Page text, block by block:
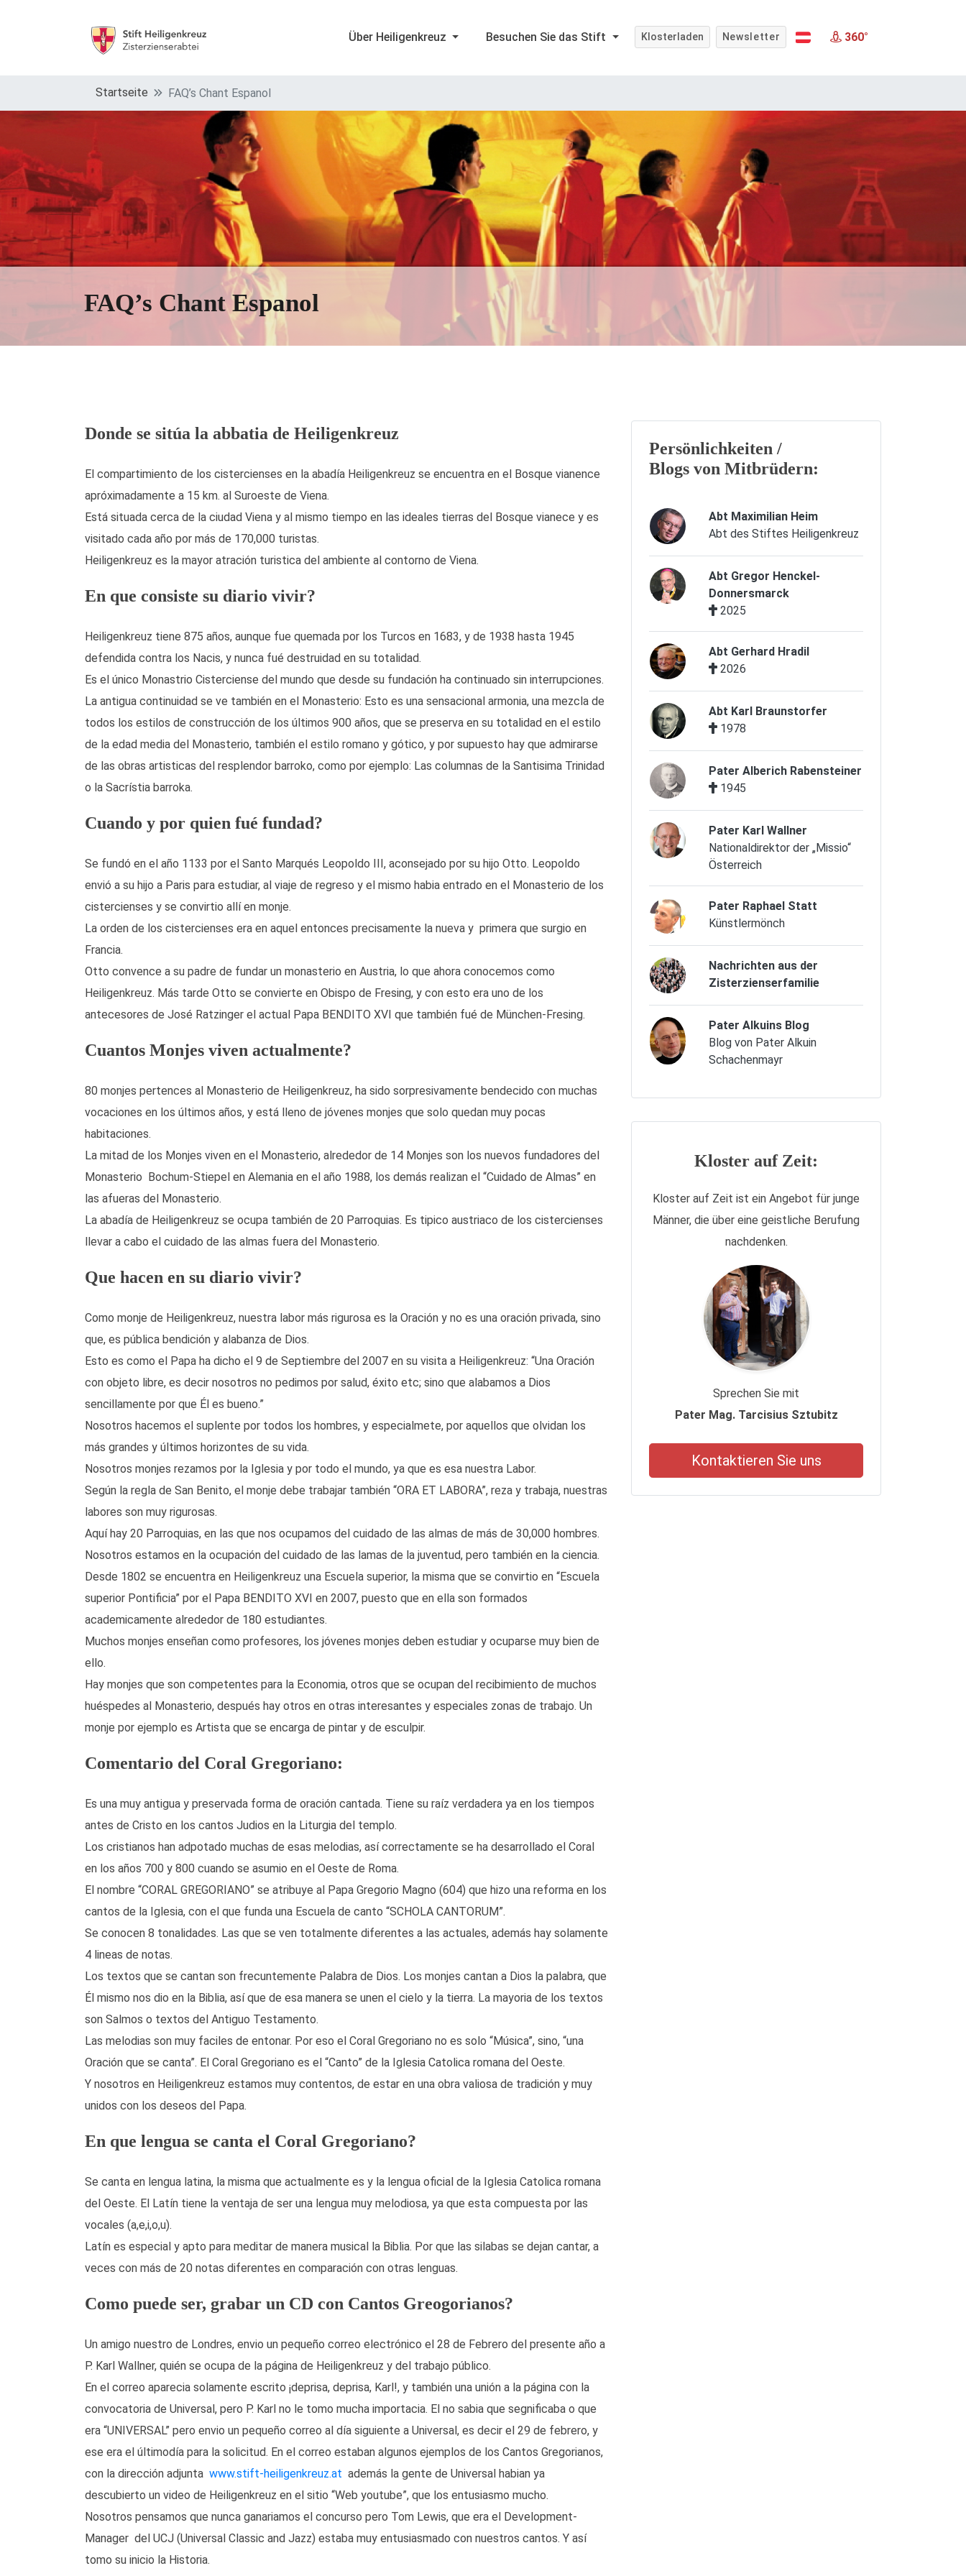
Über Heiligenkreuz Besuchen Sie das Stift Klosterladen Newsletter 360°
Startseite FAQ’s Chant Espanol
FAQ’s Chant Espanol
Donde se sitúa la abbatia de Heiligenkreuz
El compartimiento de los cistercienses en la abadía Heiligenkreuz se encuentra en el Bosque vianence
apróximadamente a 15 km. al Suroeste de Viena.
Está situada cerca de la ciudad Viena y al mismo tiempo en las ideales tierras del Bosque vianece y es
visitado cada año por más de 170,000 turistas.
Heiligenkreuz es la mayor atración turistica del ambiente al contorno de Viena.
En que consiste su diario vivir?
Heiligenkreuz tiene 875 años, aunque fue quemada por los Turcos en 1683, y de 1938 hasta 1945
defendida contra los Nacis, y nunca fué destruidad en su totalidad.
Es el único Monastrio Cisterciense del mundo que desde su fundación ha continuado sin interrupciones.
La antigua continuidad se ve también en el Monasterio: Esto es una sensacional armonia, una mezcla de
todos los estilos de construcción de los últimos 900 años, que se preserva en su totalidad en el estilo
de la edad media del Monasterio, también el estilo romano y gótico, y por supuesto hay que admirarse
de las obras artisticas del resplendor barroko, como por ejemplo: Las columnas de la Santisima Trinidad
o la Sacrístia barroka.
Cuando y por quien fué fundad?
Se fundó en el año 1133 por el Santo Marqués Leopoldo III, aconsejado por su hijo Otto. Leopoldo
envió a su hijo a Paris para estudiar, al viaje de regreso y el mismo habia entrado en el Monasterio de los
cistercienses y se convirtio allí en monje.
La orden de los cistercienses era en aquel entonces precisamente la nueva y primera que surgio en
Francia.
Otto convence a su padre de fundar un monasterio en Austria, lo que ahora conocemos como
Heiligenkreuz. Más tarde Otto se convierte en Obispo de Fresing, y con esto era uno de los
antecesores de José Ratzinger el actual Papa BENDITO XVI que también fué de München-Fresing.
Cuantos Monjes viven actualmente?
80 monjes pertences al Monasterio de Heiligenkreuz, ha sido sorpresivamente bendecido con muchas
vocaciones en los últimos años, y está lleno de jóvenes monjes que solo quedan muy pocas
habitaciones.
La mitad de los Monjes viven en el Monasterio, alrededor de 14 Monjes son los nuevos fundadores del
Monasterio Bochum-Stiepel en Alemania en el año 1988, los demás realizan el “Cuidado de Almas” en
las afueras del Monasterio.
La abadía de Heiligenkreuz se ocupa también de 20 Parroquias. Es tipico austriaco de los cistercienses
llevar a cabo el cuidado de las almas fuera del Monasterio.
Que hacen en su diario vivir?
Como monje de Heiligenkreuz, nuestra labor más rigurosa es la Oración y no es una oración privada, sino
que, es pública bendición y alabanza de Dios.
Esto es como el Papa ha dicho el 9 de Septiembre del 2007 en su visita a Heiligenkreuz: “Una Oración
con objeto libre, es decir nosotros no pedimos por salud, éxito etc; sino que alabamos a Dios
sencillamente por que Él es bueno.”
Nosotros hacemos el suplente por todos los hombres, y especialmete, por aquellos que olvidan los
más grandes y últimos horizontes de su vida.
Nosotros monjes rezamos por la Iglesia y por todo el mundo, ya que es esa nuestra Labor.
Según la regla de San Benito, el monje debe trabajar también “ORA ET LABORA”, reza y trabaja, nuestras
labores son muy rigurosas.
Aquí hay 20 Parroquias, en las que nos ocupamos del cuidado de las almas de más de 30,000 hombres.
Nosotros estamos en la ocupación del cuidado de las lamas de la juventud, pero también en la ciencia.
Desde 1802 se encuentra en Heiligenkreuz una Escuela superior, la misma que se convirtio en “Escuela
superior Pontificia” por el Papa BENDITO XVI en 2007, puesto que en ella son formados
academicamente alrededor de 180 estudiantes.
Muchos monjes enseñan como profesores, los jóvenes monjes deben estudiar y ocuparse muy bien de
ello.
Hay monjes que son competentes para la Economia, otros que se ocupan del recibimiento de muchos
huéspedes al Monasterio, después hay otros en otras interesantes y especiales zonas de trabajo. Un
monje por ejemplo es Artista que se encarga de pintar y de esculpir.
Comentario del Coral Gregoriano:
Es una muy antigua y preservada forma de oración cantada. Tiene su raíz verdadera ya en los tiempos
antes de Cristo en los cantos Judios en la Liturgia del templo.
Los cristianos han adpotado muchas de esas melodias, así correctamente se ha desarrollado el Coral
en los años 700 y 800 cuando se asumio en el Oeste de Roma.
El nombre “CORAL GREGORIANO” se atribuye al Papa Gregorio Magno (604) que hizo una reforma en los
cantos de la Iglesia, con el que funda una Escuela de canto “SCHOLA CANTORUM”.
Se conocen 8 tonalidades. Las que se ven totalmente diferentes a las actuales, además hay solamente
4 lineas de notas.
Los textos que se cantan son frecuntemente Palabra de Dios. Los monjes cantan a Dios la palabra, que
Él mismo nos dio en la Biblia, así que de esa manera se unen el cielo y la tierra. La mayoria de los textos
son Salmos o textos del Antiguo Testamento.
Las melodias son muy faciles de entonar. Por eso el Coral Gregoriano no es solo “Música”, sino, “una
Oración que se canta”. El Coral Gregoriano es el “Canto” de la Iglesia Catolica romana del Oeste.
Y nosotros en Heiligenkreuz estamos muy contentos, de estar en una obra valiosa de tradición y muy
unidos con los deseos del Papa.
En que lengua se canta el Coral Gregoriano?
Se canta en lengua latina, la misma que actualmente es y la lengua oficial de la Iglesia Catolica romana
del Oeste. El Latín tiene la ventaja de ser una lengua muy melodiosa, ya que esta compuesta por las
vocales (a,e,i,o,u).
Latín es especial y apto para meditar de manera musical la Biblia. Por que las silabas se dejan cantar, a
veces con más de 20 notas diferentes en comparación con otras lenguas.
Como puede ser, grabar un CD con Cantos Greogorianos?
Un amigo nuestro de Londres, envio un pequeño correo electrónico el 28 de Febrero del presente año a
P. Karl Wallner, quién se ocupa de la página de Heiligenkreuz y del trabajo público.
En el correo aparecia solamente escrito ¡deprisa, deprisa, Karl!, y también una unión a la página con la
convocatoria de Universal, pero P. Karl no le tomo mucha importacia. El no sabia que segnificaba o que
era “UNIVERSAL” pero envio un pequeño correo al día siguiente a Universal, es decir el 29 de febrero, y
ese era el últimodía para la solicitud. En el correo estaban algunos ejemplos de los Cantos Gregorianos,
con la dirección adjunta www.stift-heiligenkreuz.at además la gente de Universal habian ya
descubierto un video de Heiligenkreuz en el sitio “Web youtube”, que los entusiasmo mucho.
Nosotros pensamos que nunca ganariamos el concurso pero Tom Lewis, que era el Development-
Manager del UCJ (Universal Classic and Jazz) estaba muy entusiasmado con nuestros cantos. Y así
tomo su inicio la Historia.
Persönlichkeiten /
Blogs von Mitbrüdern:
Abt Maximilian Heim
Abt des Stiftes Heiligenkreuz
Abt Gregor Henckel-
Donnersmarck
2025
Abt Gerhard Hradil
2026
Abt Karl Braunstorfer
1978
Pater Alberich Rabensteiner
1945
Pater Karl Wallner
Nationaldirektor der „Missio“
Österreich
Pater Raphael Statt
Künstlermönch
Nachrichten aus der
Zisterzienserfamilie
Pater Alkuins Blog
Blog von Pater Alkuin
Schachenmayr
Kloster auf Zeit:
Kloster auf Zeit ist ein Angebot für junge
Männer, die über eine geistliche Berufung
nachdenken.
Sprechen Sie mit
Pater Mag. Tarcisius Sztubitz
Kontaktieren Sie uns